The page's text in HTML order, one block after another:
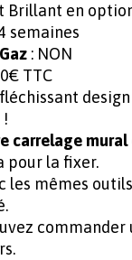
Brillant en
semaines
: NON
TTC
!
carrelage mural
pour la fixer.
mêmes